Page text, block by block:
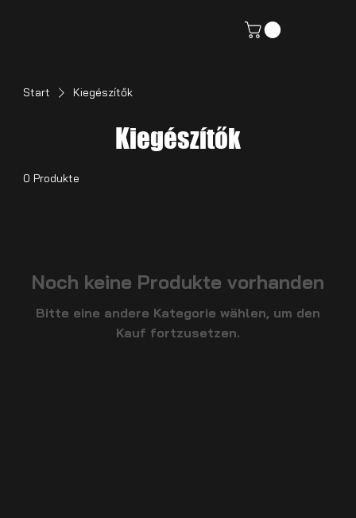
Start Kiegészítők
Kiegészítők
0 Produkte
Noch keine Produkte vorhanden
Bitte eine andere Kategorie wählen, um den
Kauf fortzusetzen.